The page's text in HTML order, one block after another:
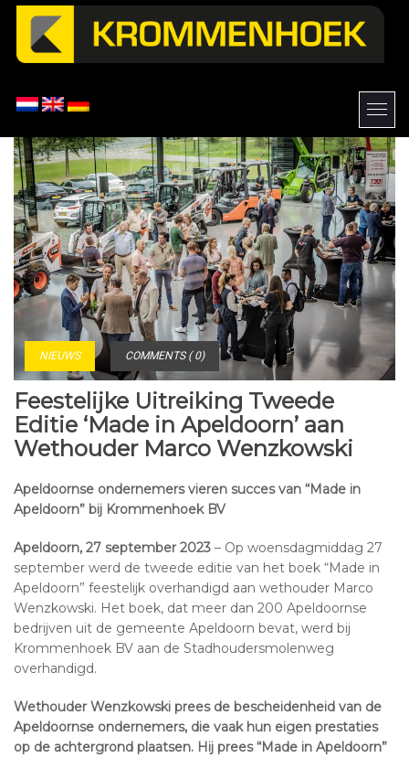
NIEUWS COMMENTS ( 0)
Feestelijke Uitreiking Tweede
Editie ‘Made in Apeldoorn’ aan
Wethouder Marco Wenzkowski
Apeldoornse ondernemers vieren succes van “Made in
Apeldoorn” bij Krommenhoek BV
Apeldoorn, 27 september 2023 – Op woensdagmiddag 27
september werd de tweede editie van het boek “Made in
Apeldoorn” feestelijk overhandigd aan wethouder Marco
Wenzkowski. Het boek, dat meer dan 200 Apeldoornse
bedrijven uit de gemeente Apeldoorn bevat, werd bij
Krommenhoek BV aan de Stadhoudersmolenweg
overhandigd.
Wethouder Wenzkowski prees de bescheidenheid van de
Apeldoornse ondernemers, die vaak hun eigen prestaties
op de achtergrond plaatsen. Hij prees “Made in Apeldoorn”